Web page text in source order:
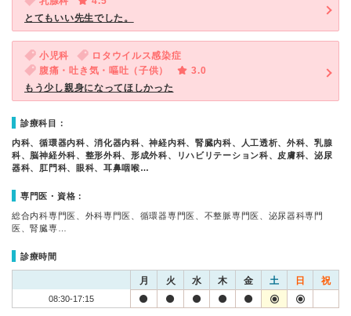
とてもいい先生でした。
小児科
ロタウイルス感染症
腹痛・吐き気・嘔吐（子供）
3.0
もう少し親身になってほしかった
診療科目：
内科、循環器内科、消化器内科、神経内科、腎臓内科、人工透析、外科、乳腺
科、脳神経外科、整形外科、形成外科、リハビリテーション科、皮膚科、泌尿
器科、肛門科、眼科、耳鼻咽喉…
専門医・資格：
総合内科専門医、外科専門医、循環器専門医、不整脈専門医、泌尿器科専門
医、腎臓専…
診療時間
月 火 水 木 金 土 日 祝
08:30-17:15